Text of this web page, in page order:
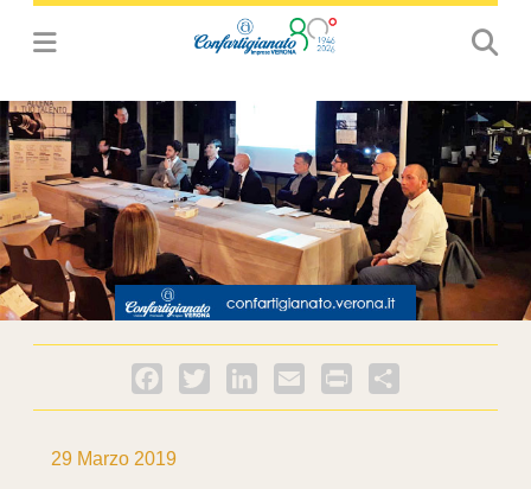
Facebook
Twitter LinkedInEmail PrintFriendly
29 Marzo 2019